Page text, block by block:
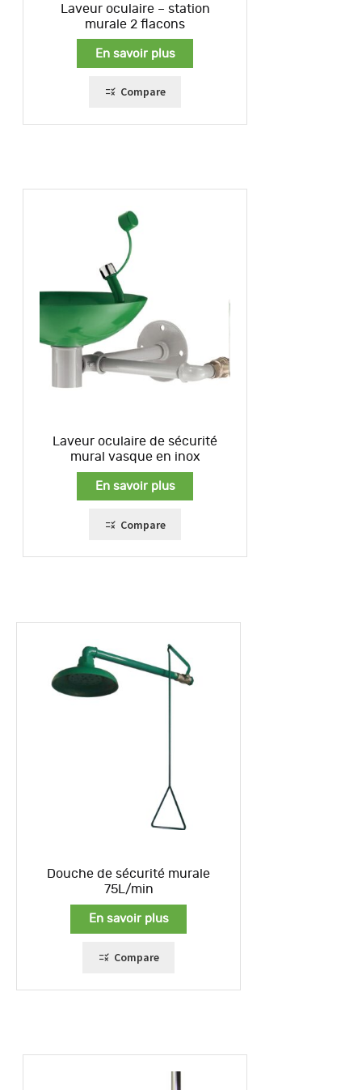
Laveur oculaire – station
murale 2 flacons
En savoir plus
Compare
Laveur oculaire de sécurité
mural vasque en inox
En savoir plus
Compare
Douche de sécurité murale
75L/min
En savoir plus
Compare